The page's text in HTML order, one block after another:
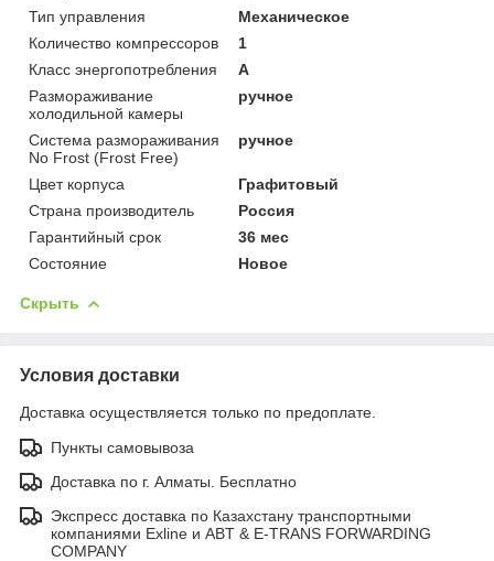
Тип управления
Механическое
Количество компрессоров
1
Класс энергопотребления
A
Размораживание
холодильной камеры
ручное
Система размораживания
No Frost (Frost Free)
ручное
Цвет корпуса
Графитовый
Страна производитель
Россия
Гарантийный срок
36 мес
Состояние
Новое
Скрыть
Условия доставки
Доставка осуществляется только по предоплате.
Пункты самовывоза
Доставка по г. Алматы. Бесплатно
Экспресс доставка по Казахстану транспортными
компаниями Exline и ABT & E-TRANS FORWARDING
COMPANY